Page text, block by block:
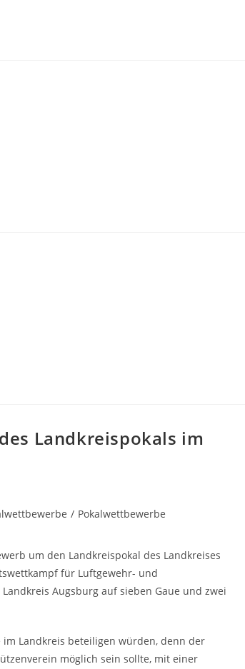
Landkreispokals im
/ Pokalwettbewerbe
um den Landkreispokal des Landkreises
für Luftgewehr- und
Augsburg auf sieben Gaue und zwei
im Landkreis beteiligen würden, denn der
möglich sein sollte, mit einer